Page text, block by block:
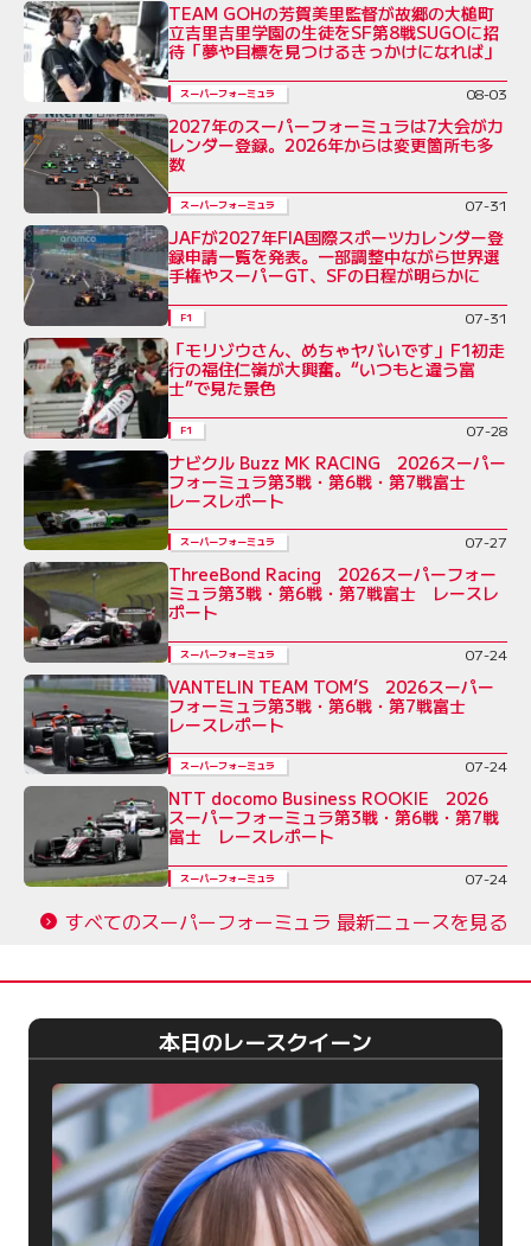
TEAM GOHの芳賀美里監督が故郷の大槌町
立吉里吉里学園の生徒をSF第8戦SUGOに招
待「夢や目標を見つけるきっかけになれば」
スーパーフォーミュラ 08-03
2027年のスーパーフォーミュラは7大会がカ
レンダー登録。2026年からは変更箇所も多
数
スーパーフォーミュラ 07-31
JAFが2027年FIA国際スポーツカレンダー登
録申請一覧を発表。一部調整中ながら世界選
手権やスーパーGT、SFの日程が明らかに
F1 07-31
「モリゾウさん、めちゃヤバいです」F1初走
行の福住仁嶺が大興奮。“いつもと違う富
士”で見た景色
F1 07-28
ナビクル Buzz MK RACING 2026スーパー
フォーミュラ第3戦・第6戦・第7戦富士
レースレポート
スーパーフォーミュラ 07-27
ThreeBond Racing 2026スーパーフォー
ミュラ第3戦・第6戦・第7戦富士 レースレ
ポート
スーパーフォーミュラ 07-24
VANTELIN TEAM TOM’S 2026スーパー
フォーミュラ第3戦・第6戦・第7戦富士
レースレポート
スーパーフォーミュラ 07-24
NTT docomo Business ROOKIE 2026
スーパーフォーミュラ第3戦・第6戦・第7戦
富士 レースレポート
スーパーフォーミュラ 07-24
すべてのスーパーフォーミュラ 最新ニュースを見る
本日のレースクイーン